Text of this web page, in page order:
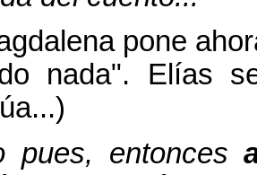
pone
nada". Elías
pues, entonces